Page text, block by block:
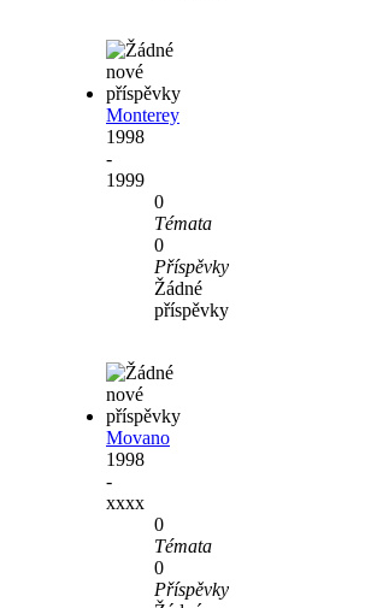
Monterey
1998
-
1999
0
Témata
0
Příspěvky
Žádné
příspěvky
Movano
1998
-
xxxx
0
Témata
0
Příspěvky